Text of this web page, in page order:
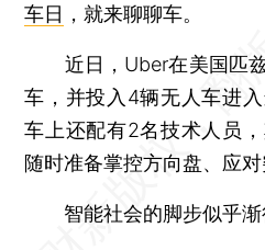
车日 ，就来聊聊车。
近日，Uber在美国匹兹
车，并投入4辆无人车进
车上还配有2名技术人员
随时准备掌控方向盘、应对
智能社会的脚步似乎渐